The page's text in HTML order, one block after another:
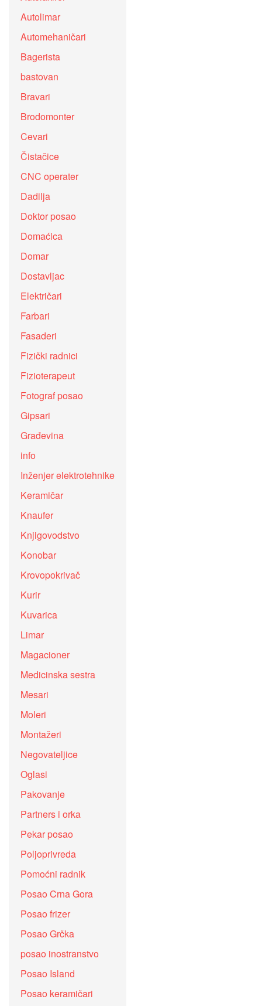
Autolimar
Automehaničari
Bagerista
bastovan
Bravari
Brodomonter
Cevari
Čistačice
CNC operater
Dadilja
Doktor posao
Domaćica
Domar
Dostavljac
Električari
Farbari
Fasaderi
Fizički radnici
Fizioterapeut
Fotograf posao
Gipsari
Građevina
info
Inženjer elektrotehnike
Keramičar
Knaufer
Knjigovodstvo
Konobar
Krovopokrivač
Kurir
Kuvarica
Limar
Magacioner
Medicinska sestra
Mesari
Moleri
Montažeri
Negovateljice
Oglasi
Pakovanje
Partners i orka
Pekar posao
Poljoprivreda
Pomoćni radnik
Posao Crna Gora
Posao frizer
Posao Grčka
posao inostranstvo
Posao Island
Posao keramičari